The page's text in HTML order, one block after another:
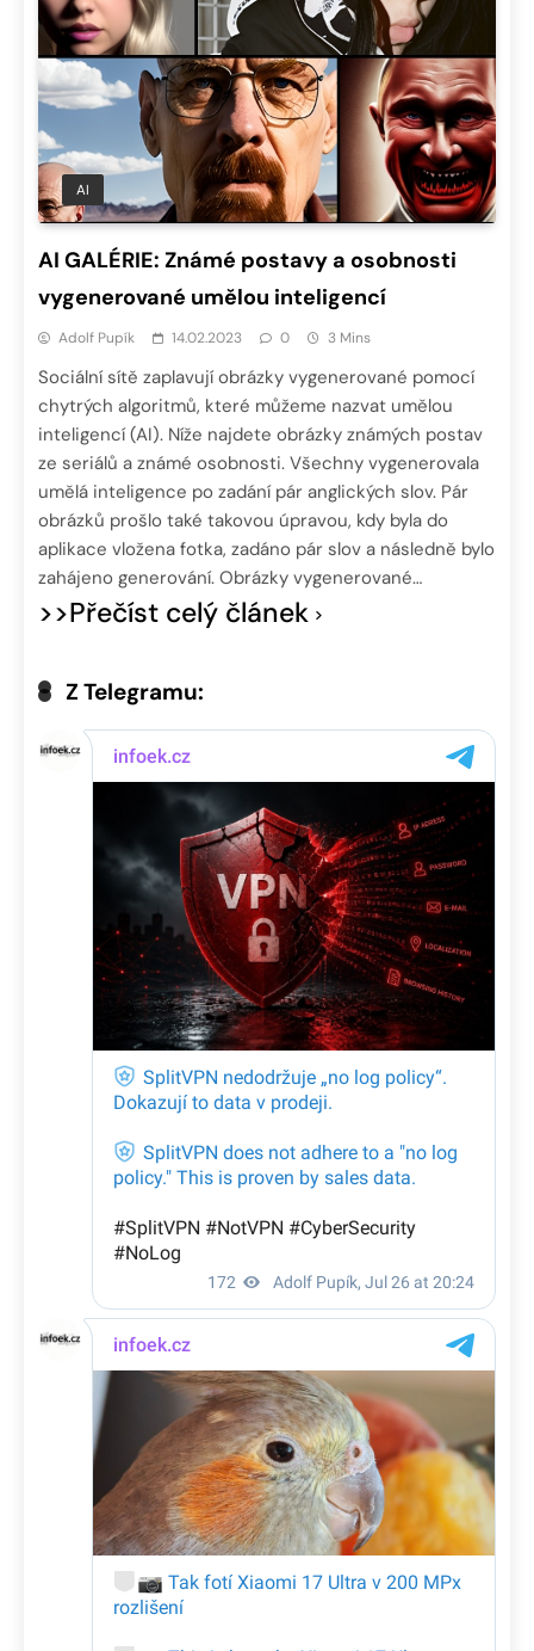
AI
AI GALÉRIE: Známé postavy a osobnosti
vygenerované umělou inteligencí
Adolf Pupík 14.02.2023 0 3 Mins
Sociální sítě zaplavují obrázky vygenerované pomocí
chytrých algoritmů, které můžeme nazvat umělou
inteligencí (AI). Níže najdete obrázky známých postav
ze seriálů a známé osobnosti. Všechny vygenerovala
umělá inteligence po zadání pár anglických slov. Pár
obrázků prošlo také takovou úpravou, kdy byla do
aplikace vložena fotka, zadáno pár slov a následně bylo
zahájeno generování. Obrázky vygenerované…
>>Přečíst celý článek
Z Telegramu: